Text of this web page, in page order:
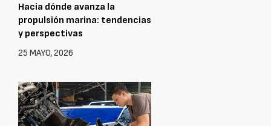
Hacia dónde avanza la
propulsión marina: tendencias
y perspectivas
25 MAYO, 2026